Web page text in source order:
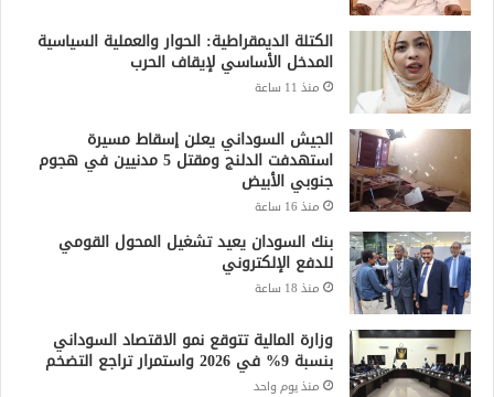
الكتلة الديمقراطية: الحوار والعملية السياسية
المدخل الأساسي لإيقاف الحرب
منذ 11 ساعة
الجيش السوداني يعلن إسقاط مسيرة
استهدفت الدلنج ومقتل 5 مدنيين في هجوم
جنوبي الأبيض
منذ 16 ساعة
بنك السودان يعيد تشغيل المحول القومي
للدفع الإلكتروني
منذ 18 ساعة
وزارة المالية تتوقع نمو الاقتصاد السوداني
بنسبة 9% في 2026 واستمرار تراجع التضخم
منذ يوم واحد